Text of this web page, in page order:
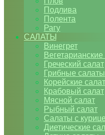
Подлива
Полента
Рагу
САЛАТЫ
Винегрет
Греческий салат
Грибные салаты
Корейские
Крабовый салат
Мясной салат
Рыбный салат
Салаты с
Диетические